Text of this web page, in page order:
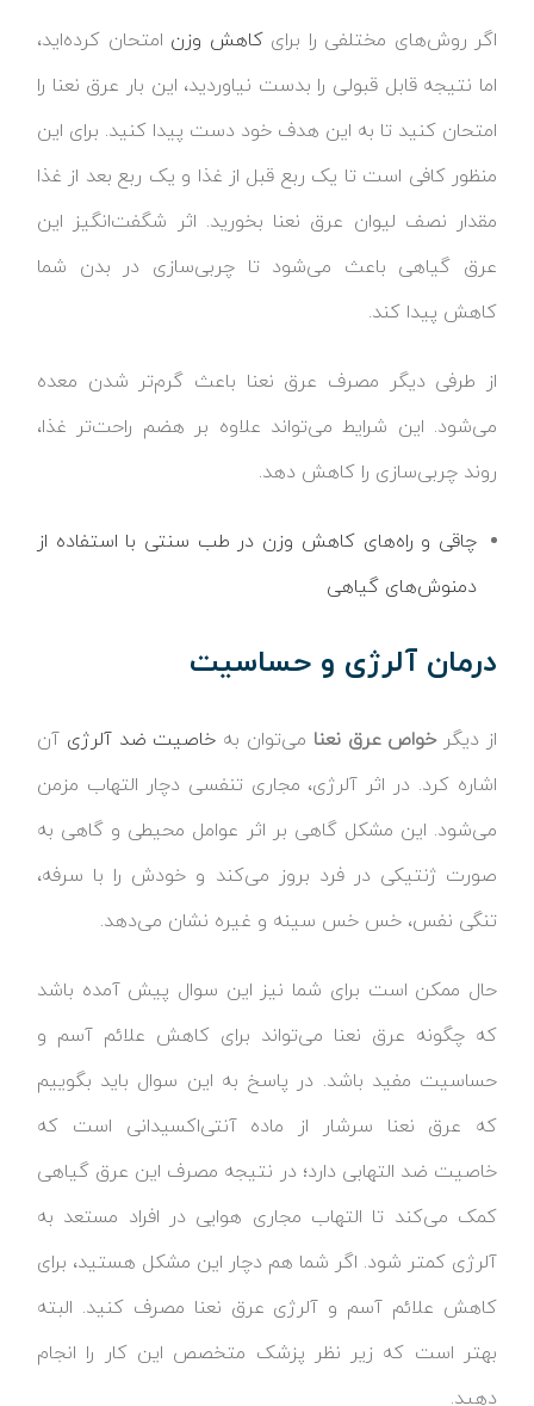
اگر روش‌های مختلفی را برایکاهش وزن امتحان کرده‌اید،
اما نتیجه قابل قبولی را بدست نیاوردید، این بار عرق نعنا را
امتحان کنید تا به این هدف خود دست پیدا کنید. برای این
منظور کافی است تا یک ربع قبل از غذا و یک ربع بعد از غذا
مقدار نصف لیوان عرق نعنا بخورید. اثر شگفت‌انگیز این
عرق گیاهی باعث می‌شود تا چربی‌سازی در بدن شما
کاهش پیدا کند.
از طرفی دیگر مصرف عرق نعنا باعث گرم‌تر شدن معده
می‌شود. این شرایط می‌تواند علاوه بر هضم راحت‌تر غذا،
روند چربی‌سازی را کاهش دهد.
چاقی و راه‌های کاهش وزن در طب سنتی با استفاده از
دمنوش‌های گیاهی
درمان آلرژی و حساسیت
از دیگرخواص عرق نعنا می‌توان به خاصیت ضد آلرژی آن
اشاره کرد. در اثر آلرژی، مجاری تنفسی دچار التهاب مزمن
می‌شود. این مشکل گاهی بر اثر عوامل محیطی و گاهی به
صورت ژنتیکی در فرد بروز می‌کند و خودش را با سرفه،
تنگی نفس، خس خس سینه و غیره نشان می‌دهد.
حال ممکن است برای شما نیز این سوال پیش آمده باشد
که چگونه عرق نعنا می‌تواند برای کاهش علائم آسم و
حساسیت مفید باشد. در پاسخ به این سوال باید بگوییم
که عرق نعنا سرشار از ماده آنتی‌اکسیدانی است که
خاصیت ضد التهابی دارد؛ در نتیجه مصرف این عرق گیاهی
کمک می‌کند تا التهاب مجاری هوایی در افراد مستعد به
آلرژی کمتر شود. اگر شما هم دچار این مشکل هستید، برای
کاهش علائم آسم و آلرژی عرق نعنا مصرف کنید. البته
بهتر است که زیر نظر پزشک متخصص این کار را انجام
دهید.